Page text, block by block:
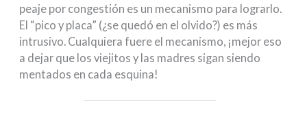
peaje por congestión es un mecanismo para lograrlo.
El “pico y placa” (¿se quedó en el olvido?) es más
intrusivo. Cualquiera fuere el mecanismo, ¡mejor eso
a dejar que los viejitos y las madres sigan siendo
mentados en cada esquina!